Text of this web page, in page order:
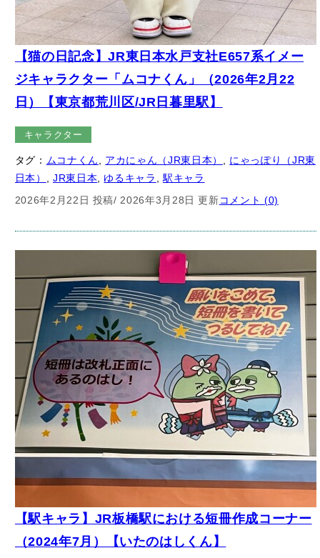
【猫の日記念】JR東日本水戸支社E657系イメー
ジキャラクター「ムコナくん」（2026年2月22
日）【東京都荒川区/JR日暮里駅】
タグ：ムコナくん
日本） , JR東日本, ゆるキャラ, 駅キャラ
2026年2月22日 投稿/ 2026年3月28日 更新
【駅キャラ】JR板橋駅における短冊作成コーナー
（2024年7月）【いたのはしくん】